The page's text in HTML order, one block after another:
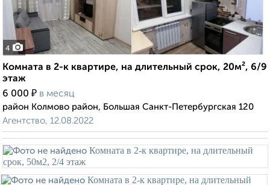
4
Комната в 2-к квартире, на длительный срок, 20м², 6/9
этаж
6 000 ₽ в месяц
район Колмово район, Большая Санкт-Петербургская 120
Агентство, 12.08.2022